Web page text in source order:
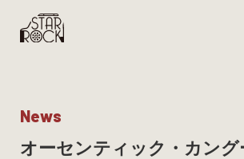
News
オーセンティック・カン